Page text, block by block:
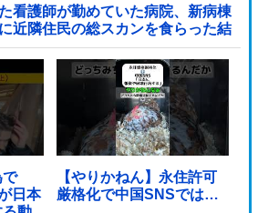
看護師が勤めていた病院、新病棟
近隣住民の総スカンを食らった結
で
日本
【やりかねん】永住許可
厳格化で中国SNSでは…